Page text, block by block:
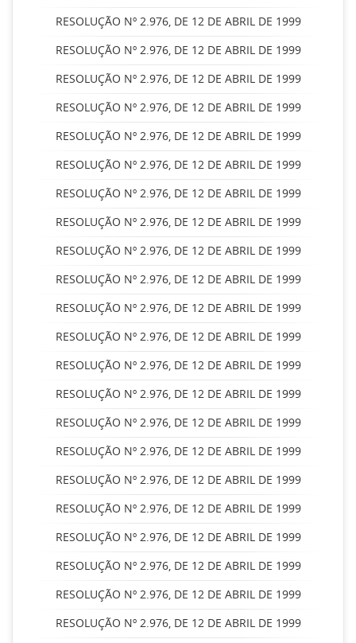
RESOLUÇÃO Nº 2.976, DE 12 DE ABRIL DE 1999
RESOLUÇÃO Nº 2.976, DE 12 DE ABRIL DE 1999
RESOLUÇÃO Nº 2.976, DE 12 DE ABRIL DE 1999
RESOLUÇÃO Nº 2.976, DE 12 DE ABRIL DE 1999
RESOLUÇÃO Nº 2.976, DE 12 DE ABRIL DE 1999
RESOLUÇÃO Nº 2.976, DE 12 DE ABRIL DE 1999
RESOLUÇÃO Nº 2.976, DE 12 DE ABRIL DE 1999
RESOLUÇÃO Nº 2.976, DE 12 DE ABRIL DE 1999
RESOLUÇÃO Nº 2.976, DE 12 DE ABRIL DE 1999
RESOLUÇÃO Nº 2.976, DE 12 DE ABRIL DE 1999
RESOLUÇÃO Nº 2.976, DE 12 DE ABRIL DE 1999
RESOLUÇÃO Nº 2.976, DE 12 DE ABRIL DE 1999
RESOLUÇÃO Nº 2.976, DE 12 DE ABRIL DE 1999
RESOLUÇÃO Nº 2.976, DE 12 DE ABRIL DE 1999
RESOLUÇÃO Nº 2.976, DE 12 DE ABRIL DE 1999
RESOLUÇÃO Nº 2.976, DE 12 DE ABRIL DE 1999
RESOLUÇÃO Nº 2.976, DE 12 DE ABRIL DE 1999
RESOLUÇÃO Nº 2.976, DE 12 DE ABRIL DE 1999
RESOLUÇÃO Nº 2.976, DE 12 DE ABRIL DE 1999
RESOLUÇÃO Nº 2.976, DE 12 DE ABRIL DE 1999
RESOLUÇÃO Nº 2.976, DE 12 DE ABRIL DE 1999
RESOLUÇÃO Nº 2.976, DE 12 DE ABRIL DE 1999